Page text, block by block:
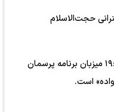
نیز ساعت ۱۰:۴۰ سخنرانی حجت‌الاسلام
همچنین رواق دارالحجة (عج) ساعت ۱۹:۳۰ میزبان برنامه پرسمان
است.